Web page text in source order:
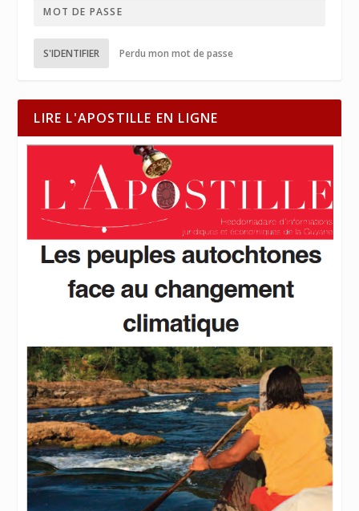
S'IDENTIFIER Perdu mon mot de passe
LIRE L'APOSTILLE EN LIGNE